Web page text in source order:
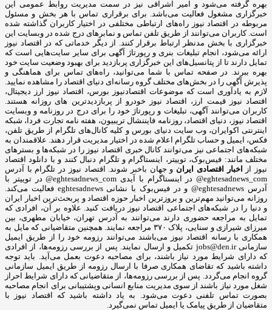
بهره گرفته می‌شود و امیر اشراقی نیز در سمت مدیریت روابط عمومی این
خبرگزاری مشغول فعالیت می‌باشد. برای برقراری تماس با هر بخش و مسئول
مربوطه در اقتصاد نیوز راه‌های ارتباطی مختلفی در اختیار کاربران گذاشته شده
است. کاربران می‌توانند از طریق تلفن تماس و نمابرهای درج شده در وبسایت این
خبرگزاری با بخش مدنظر ارتباط برقرار کنند. از دیگر خدماتی که در اقتصاد نیوز
ارائه می‌شود، انجام تبلیغات بنری و رپورتاژ آگهی برای سایر سایت‌هایی است که
تمایل دارند تا از پتانسیل‌های این خبرگزاری پربازدید برای بهبود وضعیت سایت خود
بهره ببرند. در صفحه تماس با شما می‌توانید، راه‌های تماس برای هماهنگی و
پذیرش آگهی را در بخش‌های مختلف گروه رسانه‌ای دنیای اقتصاد را مشاهده نمایید.
لازم به یادآوری است که موضوعات اقتصادنیوز بورس، اقتصاد نیوز ارز دیجیتال،
اقتصاد نیوز قیمت ارز، اقتصاد نیوز خودرو از پربازدیدترین های روزانه هستند.
کاربران می‌توانند آگهی، تبلیغات و رپورتاژ خود را برای درج در روزنامه و وبسایت
اقتصاد نیوز، دنیای اقتصاد، روزنامه فایننشال تریبیون، هفته نامه تجارت فردا، شبکه
اینترنتی اکوایران، وب سایت دنیای بورس و کلیه کانال‌های تلگرام از طریق تلفن،
فکس، ایمیل و حساب تلگرام اعلام شده در اختیار مدیریت قرار دهند. علاقمندان به
شبکه‎‌های اجتماعی نیز می‌توانند کانال خبری اقتصاد نیوز را در شبکه‌ها و بسترهای
مختلف مانند: فیس‌بوک، توییتر، اینستاگرام و تلگرام دنبال کنند و با دانلود اقتصاد
نیوز از اخبار اقتصادی ایران و جهان باخبر شوند. اقتصاد نیوز در تلگرام با آدرس
eghtesadnews_com@ در اینستاگرام با آیدی eghtesadnews_com@ در توییتر با
آدرس eghtesadnews@ و در فیس‌بوک با نشانی eghtesadnews فعالیت می‌کند.
روزانه می‌توانید مهم‌ترین و بروزترین اخبار حوزه اقتصاد و پربحث‌ترین اخبار ایران
و دنیا را در شبکه‌های اجتماعی اقتصاد نیوز دریافت کنید. علاوه بر آن، افرادی که
تمایل به مراجعه حضوری دارند می‌توانند به آدرس تهران، خیابان مطهری، بین
میرزای شیرازی و سنایی، پلاک ۳۷۰ مراجعه نمایند. همچنین متقاضیانی که مایل به
همکاری با رسانه‌ اقتصاد نیوز می‌باشند می‌توانند رزومه خود را از طریق ایمیل
سازمانی jobs@den.ir تکمیل و ارسال نمایند. پس از بررسی رزومه‌ها، از افرادی
که دارای شرایط مورد نیاز باشند، برای مصاحبه دعوت بعمل می‌آید. باید توجه
داشته باشید که تقاضای همکاری صرفا با ارسال رزومه از طریق ایمیل سازمانی
گروه انجام می‌گردد. پس از بررسی رزومه‌ها، از متقاضیانی که دارای شرایط احراز
شغل مورد نیاز باشند از سوی مدیریت منابع انسانی وپشتیبانی برای انجام مصاحبه
بصورت تماس تلفنی دعوت می‌شود. به یاد داشته باشید که اقتصاد نیوز با
متقاضیان از طریق پیامک یا ایمیل تماس نمی‌گیرد.